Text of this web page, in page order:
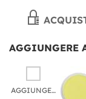
AGGIUNGERE
AGGIUNGERE